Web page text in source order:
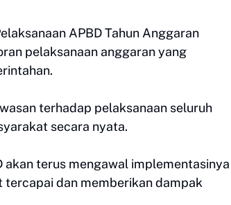
APBD Tahun Anggaran
pelaksanaan anggaran yang
terhadap pelaksanaan seluruh
secara nyata.
akan terus mengawal implementasinya
dan memberikan dampak